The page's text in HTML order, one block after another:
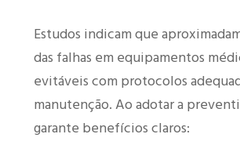
Estudos indicam que
das falhas em equipamentos
evitáveis com protocolos
manutenção. Ao adotar a
garante benefícios claros: